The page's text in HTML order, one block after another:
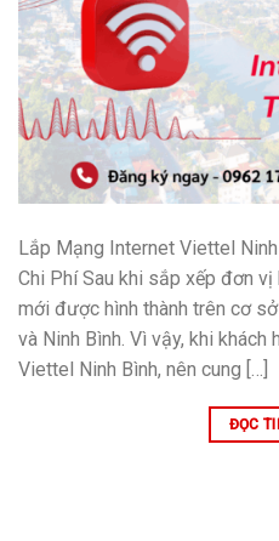
Lắp Mạng Internet Viettel
Chi Phí Sau khi sắp xếp đơn vị
mới được hình thành trên cơ
và Ninh Bình. Vì vậy, khi
Viettel Ninh Bình, nên cung […]
ĐỌC